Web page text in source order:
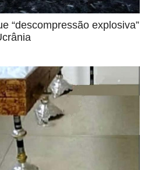
“descompressão explosiva”